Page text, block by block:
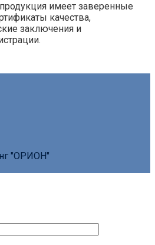
имеет заверенные
качества,
заключения и
"ОРИОН"